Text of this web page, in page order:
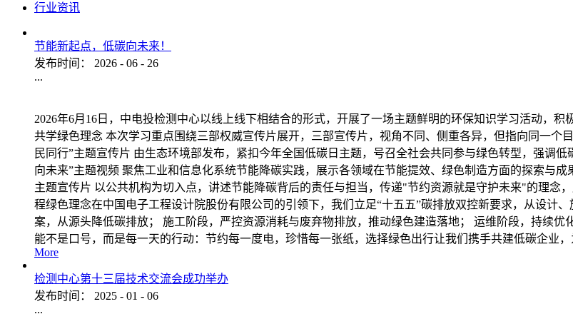
行业资讯
节能新起点，低碳向未来！
发布时间：
2026 - 06 - 26
...
2026年6月16日，中电投检测中心以线上线下相结合的形式，开展了一场主题鲜明的环保知识学习活动，积
共学绿色理念 本次学习重点围绕三部权威宣传片展开，三部宣传片，视角不同、侧重各异，但指向同一
民同行”主题宣传片 由生态环境部发布，紧扣今年全国低碳日主题，号召全社会共同参与绿色转型，强调
向未来”主题视频 聚焦工业和信息化系统节能降碳实践，展示各领域在节能提效、绿色制造方面的探索与
主题宣传片 以公共机构为切入点，讲述节能降碳背后的责任与担当，传递"节约资源就是守护未来"的理念
程绿色理念在中国电子工程设计院股份有限公司的引领下，我们立足“十五五”碳排放双控新要求，从设计
案，从源头降低碳排放； 施工阶段，严控资源消耗与废弃物排放，推动绿色建造落地； 运维阶段，持续
能不是口号，而是每一天的行动：节约每一度电，珍惜每一张纸，选择绿色出行让我们携手共建低碳企业，
More
检测中心第十三届技术交流会成功举办
发布时间：
2025 - 01 - 06
...